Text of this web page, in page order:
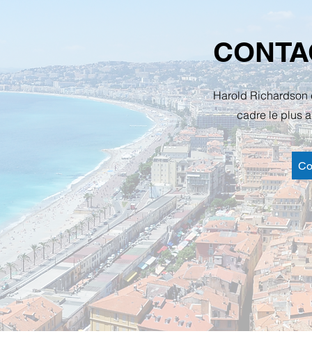
Harold Richardson
cadre le plus